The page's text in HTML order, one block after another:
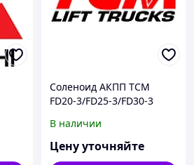
Соленоид АКПП TCM
FD20-3/FD25-3/FD30-3
В наличии
Цену уточняйте